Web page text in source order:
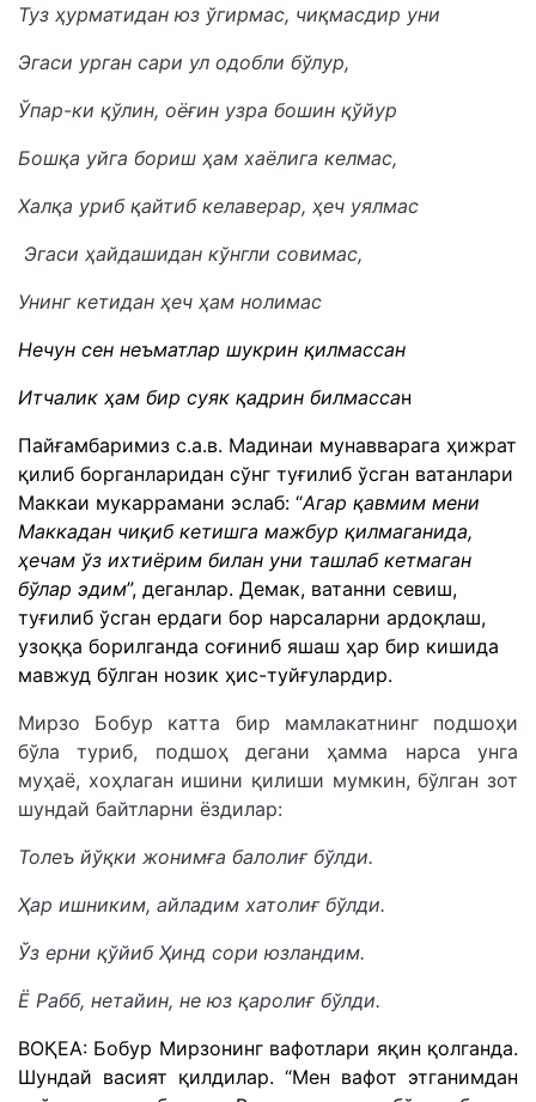
Туз ҳурматидан юз ўгирмас, чиқмасдир уни
Эгаси урган сари ул одобли бўлур,
Ўпар-ки қўлин, оёғин узра бошин қўйур
Бошқа уйга бориш ҳам хаёлига келмас,
Халқа уриб қайтиб келаверар, ҳеч уялмас
Эгаси ҳайдашидан кўнгли совимас,
Унинг кетидан ҳеч ҳам нолимас
Нечун сен неъматлар шукрин қилмассан
Итчалик ҳам бир суяк қадрин билмассан
Пайғамбаримиз с.а.в. Мадинаи мунавварага ҳижрат
қилиб борганларидан сўнг туғилиб ўсган ватанлари
Маккаи мукаррамани эслаб: “Агар қавмим мени
Маккадан чиқиб кетишга мажбур қилмаганида,
ҳечам ўз ихтиёрим билан уни ташлаб кетмаган
бўлар эдим”, деганлар. Демак, ватанни севиш,
туғилиб ўсган ердаги бор нарсаларни ардоқлаш,
узоққа борилганда соғиниб яшаш ҳар бир кишида
мавжуд бўлган нозик ҳис-туйғулардир.
Мирзо Бобур катта бир мамлакатнинг подшоҳи
бўла туриб, подшоҳ дегани ҳамма нарса унга
муҳаё, хоҳлаган ишини қилиши мумкин, бўлган зот
шундай байтларни ёздилар:
Толеъ йўқки жонимға балолиғ бўлди.
Ҳар ишниким, айладим хатолиғ бўлди.
Ўз ерни қўйиб Ҳинд сори юзландим.
Ё Рабб, нетайин, не юз қаролиғ бўлди.
ВОҚЕА: Бобур Мирзонинг вафотлари яқин қолганда.
Шундай васият қилдилар. “Мен вафот этганимдан